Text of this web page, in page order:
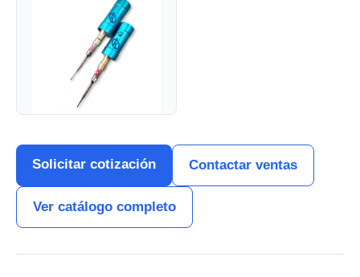
Solicitar cotización Contactar ventas
Ver catálogo completo